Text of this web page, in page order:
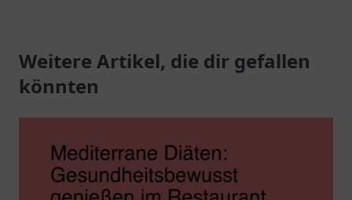
Veranstaltungen in einer
einladenden
erwarten Sie!
Weitere Artikel, die dir gefallen
könnten